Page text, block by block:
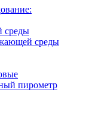
среды
среды
пирометр